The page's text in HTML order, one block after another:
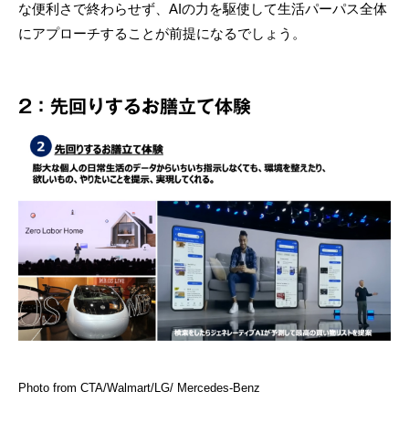
な便利さで終わらせず、AIの力を駆使して生活パーパス全体
にアプローチすることが前提になるでしょう。
2：先回りするお膳立て体験
Photo from CTA/Walmart/LG/ Mercedes-Benz